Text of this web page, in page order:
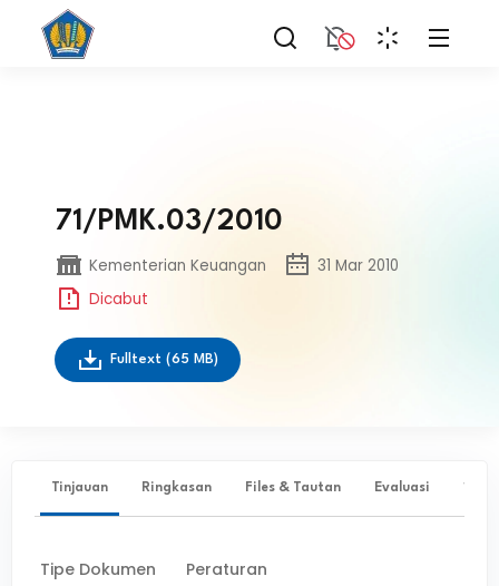
71/PMK.03/2010
Kementerian Keuangan
31 Mar 2010
Dicabut
Fulltext (65 MB)
Tinjauan Ringkasan Files & Tautan Evaluasi ✨
Tipe Dokumen Peraturan